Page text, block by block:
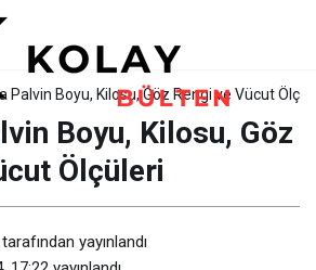
Palvin Boyu, Kilosu, Göz Rengi ve Vücut
Boyu, Kilosu, Göz
Ölçüleri
tarafından yayınlandı
Palvin Boyu, Kilosu, Göz
Ölçüleri